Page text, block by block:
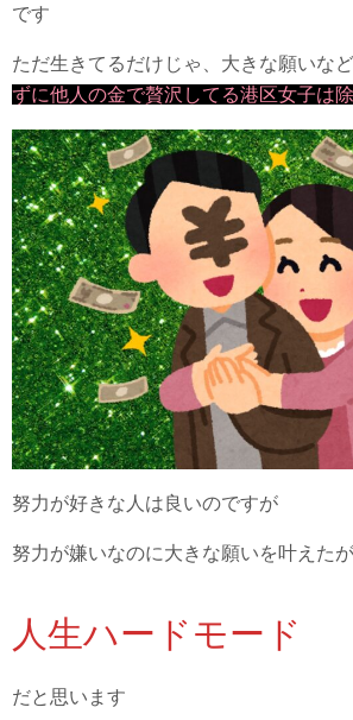
です
ただ生きてるだけじゃ、大きな願いな
ずに他人の金で贅沢してる港区女子は
努力が好きな人は良いのですが
努力が嫌いなのに大きな願いを叶えた
人生ハードモード
だと思います